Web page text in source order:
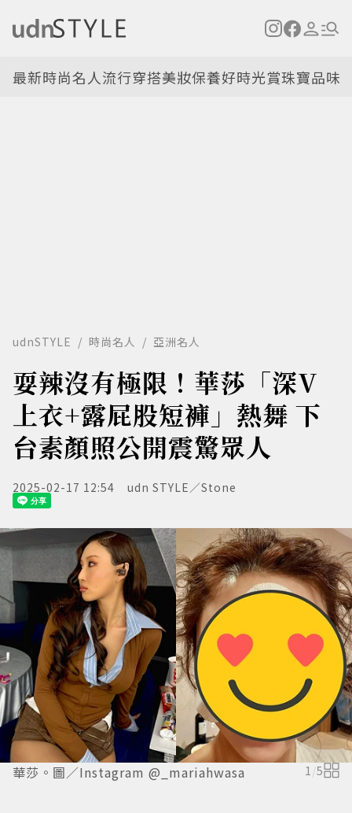
最新時尚名人流行穿搭美妝保養好時光賞珠寶品味
udnSTYLE 時尚名人 亞洲名人
耍辣沒有極限！︁華莎「深V
上衣+露屁股短褲」熱舞 下
台素顏照公開震驚眾人
2025-02-17 12:54 udn STYLE／Stone
華莎。圖／Instagram @_mariahwasa 1/5